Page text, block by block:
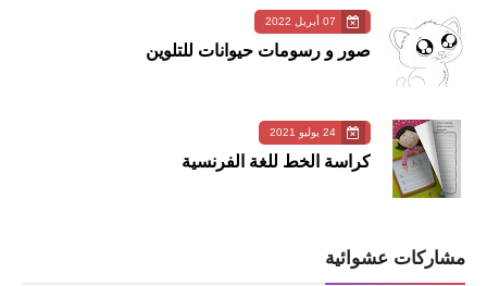
07 أبريل 2022
صور و رسومات حيوانات للتلوين
24 يوليو 2021
كراسة الخط للغة الفرنسية
مشاركات عشوائية